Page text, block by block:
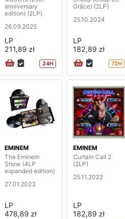
anniversary
edition) (2LP)
26.09.2025
LP
211,89 zł
24H
Grâce) (2LP)
25.10.2024
LP
182,89 zł
72H
EMINEM
The Eminem
Show (4LP
expanded edition)
27.01.2023
LP
478,89 zł
EMINEM
Curtain Call 2
(2LP)
25.11.2022
LP
182,89 zł